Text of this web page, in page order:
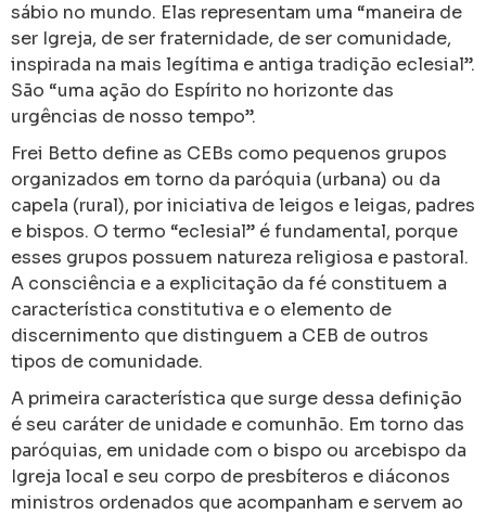
sábio no mundo. Elas representam uma “maneira de
ser Igreja, de ser fraternidade, de ser comunidade,
inspirada na mais legítima e antiga tradição eclesial”.
São “uma ação do Espírito no horizonte das
urgências de nosso tempo”.
Frei Betto define as CEBs como pequenos grupos
organizados em torno da paróquia (urbana) ou da
capela (rural), por iniciativa de leigos e leigas, padres
e bispos. O termo “eclesial” é fundamental, porque
esses grupos possuem natureza religiosa e pastoral.
A consciência e a explicitação da fé constituem a
característica constitutiva e o elemento de
discernimento que distinguem a CEB de outros
tipos de comunidade.
A primeira característica que surge dessa definição
é seu caráter de unidade e comunhão. Em torno das
paróquias, em unidade com o bispo ou arcebispo da
Igreja local e seu corpo de presbíteros e diáconos
ministros ordenados que acompanham e servem ao